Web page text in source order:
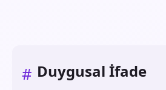
# Duygusal İfade